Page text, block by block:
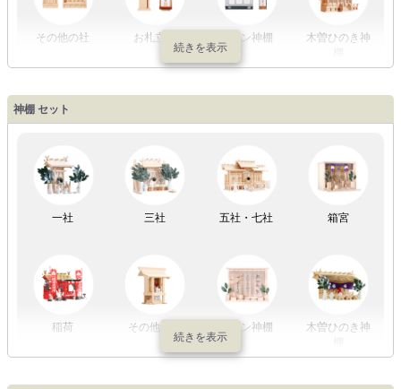
盆提灯一万円
以内
～2万円
～3万円
以上
その他の社 お札立て モダン神棚
木曽ひのき神
神棚 セット
一社 三社 五社・七社 箱宮
稲荷 その他の社 モダン神棚
木曽ひのき神